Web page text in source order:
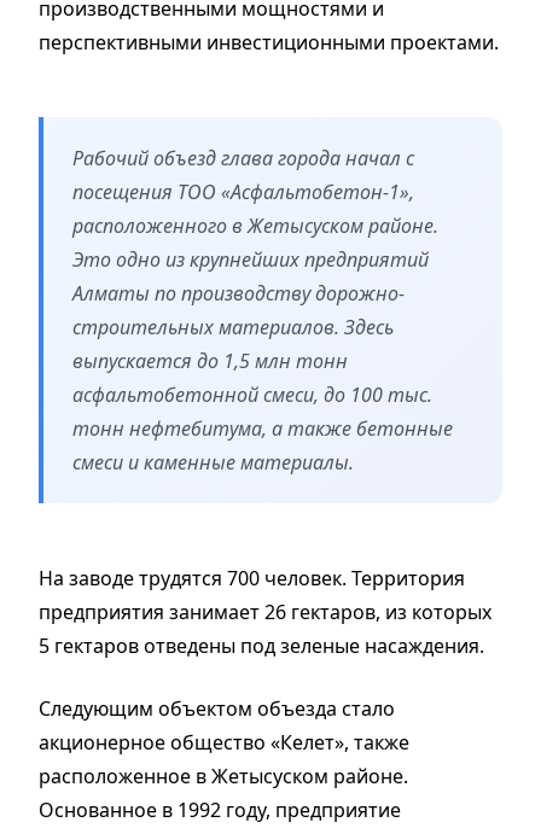
производственными мощностями и
перспективными инвестиционными проектами.
Рабочий объезд глава города начал с
посещения ТОО «Асфальтобетон-1»,
расположенного в Жетысуском районе.
Это одно из крупнейших предприятий
Алматы по производству дорожно-
строительных материалов. Здесь
выпускается до 1,5 млн тонн
асфальтобетонной смеси, до 100 тыс.
тонн нефтебитума, а также бетонные
смеси и каменные материалы.
На заводе трудятся 700 человек. Территория
предприятия занимает 26 гектаров, из которых
5 гектаров отведены под зеленые насаждения.
Следующим объектом объезда стало
акционерное общество «Келет», также
расположенное в Жетысуском районе.
Основанное в 1992 году, предприятие